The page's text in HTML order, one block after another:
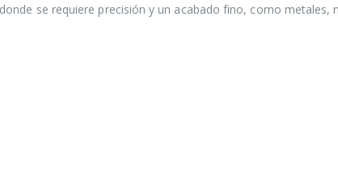
se requiere precisión y un acabado fino, como